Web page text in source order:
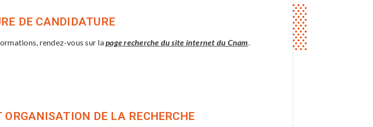
DE CANDIDATURE
rendez-vous sur lapage recherche du site internet du Cnam.
ORGANISATION DE LA RECHERCHE